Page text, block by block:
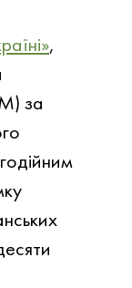
,
за